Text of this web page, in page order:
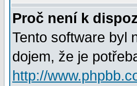
Proč není k
Tento software byl
dojem, že je
http://